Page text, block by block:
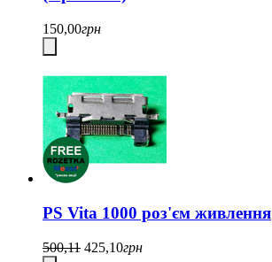
150,00грн
PS Vita 1000 роз'єм живлення
500,11 425,10грн